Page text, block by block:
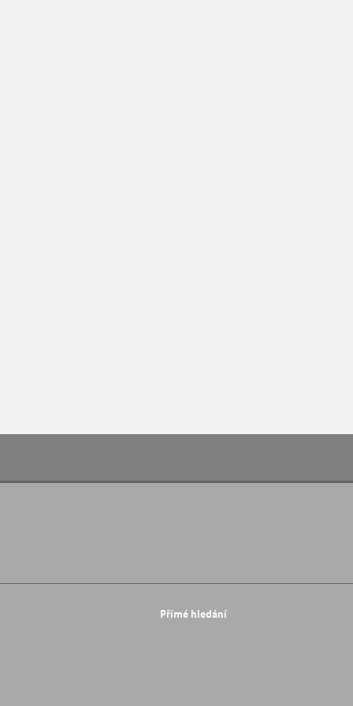
Přímé hledání